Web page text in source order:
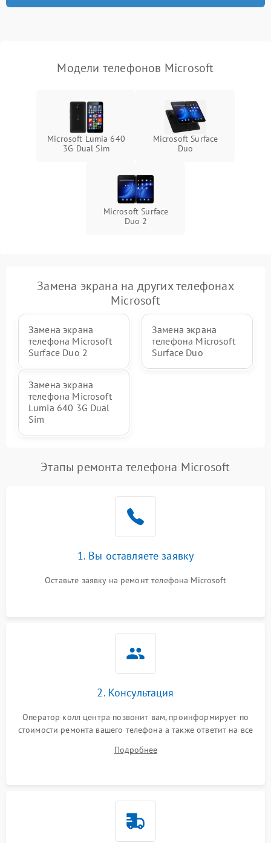
Модели телефонов Microsoft
Microsoft Lumia 640
3G Dual Sim
Microsoft Surface
Duo
Microsoft Surface
Duo 2
Замена экрана на других телефонах
Microsoft
Замена экрана
телефона Microsoft
Surface Duo 2
Замена экрана
телефона Microsoft
Surface Duo
Замена экрана
телефона Microsoft
Lumia 640 3G Dual
Sim
Этапы ремонта телефона Microsoft
1. Вы оставляете заявку
Оставьте заявку на ремонт телефона Microsoft
2. Консультация
Оператор колл центра позвонит вам, проинформирует по
стоимости ремонта вашего телефона а также ответит на все
Подробнее